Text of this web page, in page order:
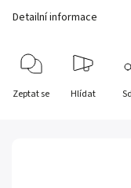
Detailní informace
Zeptat se Hlídat